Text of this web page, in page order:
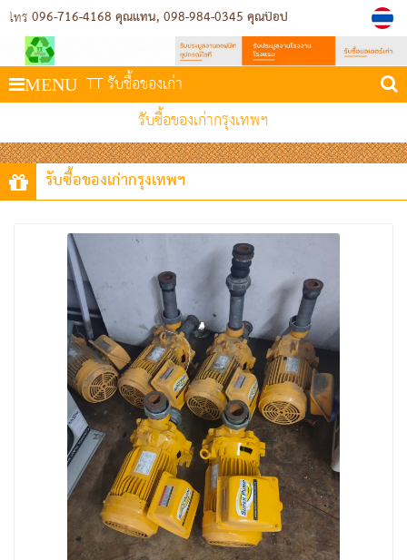
โทร 096-716-4168 คุณแทน 098-984-0345 คุณป๊อป
MENU TT รับชื้อของเก่า
รับซื้อของเก่ากรุงเทพฯ
รับซื้อของเก่ากรุงเทพฯ